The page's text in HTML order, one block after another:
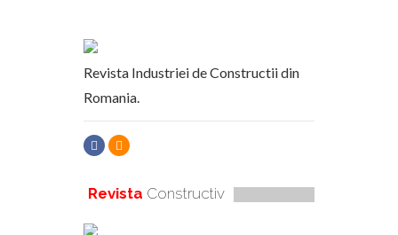
Revista Industriei de Constructii din
Romania.
Revista Constructiv